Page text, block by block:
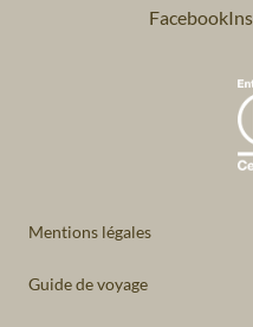
Facebook
Mentions légales
Guide de voyage